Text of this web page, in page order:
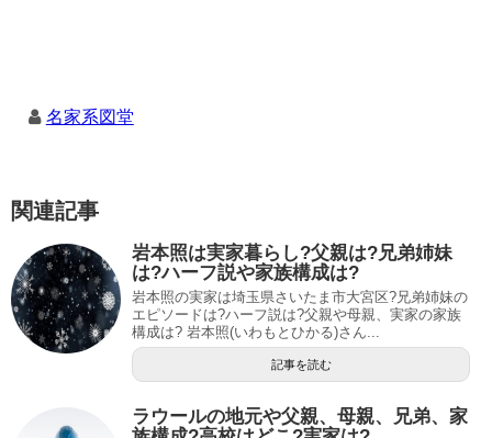
名家系図堂
関連記事
岩本照は実家暮らし?父親は?兄弟姉妹
は?ハーフ説や家族構成は?
岩本照の実家は埼玉県さいたま市大宮区?兄弟姉妹の
エピソードは?ハーフ説は?父親や母親、実家の家族
構成は? 岩本照(いわもとひかる)さん...
記事を読む
ラウールの地元や父親、母親、兄弟、家